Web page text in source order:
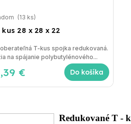
28 x 28 x 22
(13 ks)
€ Do košíka
T-kus spojka redukovaná.
na spájanie polybutylénového...
Redukované T -